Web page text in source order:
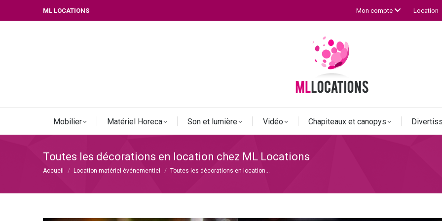
ML LOCATIONS Mon compte Location
Mobilier Matériel Horeca Son et lumière Vidéo Chapiteaux et canopys
Toutes les décorations en location chez ML Locations
Vous êtes ici :
Accueil Location matériel événementiel Toutes les décorations en location…